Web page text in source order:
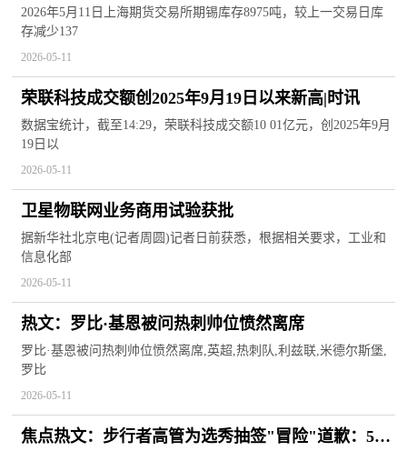
8975吨
2026年5月11日上海期货交易所期锡库存8975吨，较上一交易日库
存减少137
2026-05-11
荣联科技成交额创2025年9月19日以来新高|时讯
数据宝统计，截至14:29，荣联科技成交额10 01亿元，创2025年9月
19日以
2026-05-11
卫星物联网业务商用试验获批
据新华社北京电(记者周圆)记者日前获悉，根据相关要求，工业和
信息化部
2026-05-11
热文：罗比·基恩被问热刺帅位愤然离席
罗比·基恩被问热刺帅位愤然离席,英超,热刺队,利兹联,米德尔斯堡,
罗比
2026-05-11
焦点热文：步行者高管为选秀抽签"冒险"道歉：5号